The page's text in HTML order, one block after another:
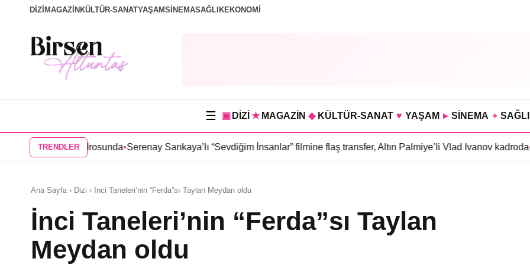
DİZİ MAGAZİN KÜLTÜR-SANATYAŞAMSİNEMASAĞLIKEKONOMİ
☰ ▣ DİZİ ★ MAGAZİN ◆ KÜLTÜR-SANAT ♥ YAŞAM ▸ SİNEMA +
TRENDLER
kadrosunda•Serenay Sarıkaya’lı “Sevdiğim İnsanlar” filmine flaş transfer, Altın Palmiye’li Vlad Ivanov kadroda•3 bölümü
Ana Sayfa › Dizi › İnci Taneleri’nin “Ferda”sı Taylan Meydan oldu
İnci Taneleri’nin “Ferda”sı Taylan
Meydan oldu